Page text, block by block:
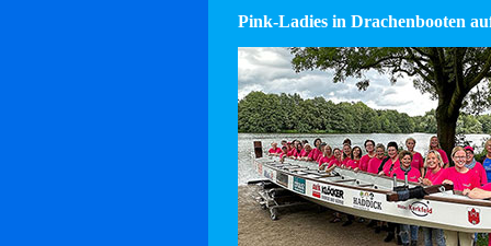
Pink-Ladies in Drachenbooten